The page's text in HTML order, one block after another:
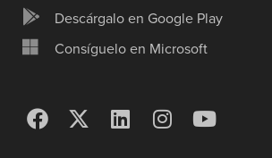
Descárgalo en Google Play
Consíguelo en Microsoft